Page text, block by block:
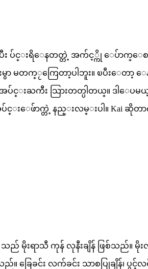
ပ်င္းရိေနတတ္တဲ့ အက်င့္ကို ေပ်ာက္ေစ
က္ႂကြေတာ့ပါဘူး။ ၿပီးေတာ့ ေနာ
အပ်င္းႀကီး သြားတတ္ပါတယ္။ ဒ
ဖ်ာက္တဲ့ နည္းလမ္းပါ။ Kai ဆိုတာက
မိုးရာသီ ကုန် လုနီးချိန် ဖြစ်သည်။ မို
ခြေခင်း လက်ခင်း သာစပြုချိန်၊ ပွ